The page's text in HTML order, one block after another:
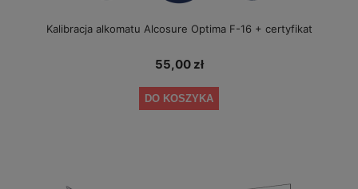
Kalibracja alkomatu Alcosure Optima F-16 + certyfikat
55,00 zł
DO KOSZYKA